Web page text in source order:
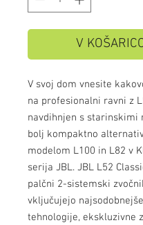
V
V svoj dom vnesite
na profesionalni ravni z
navdihnjen s starinskimi
bolj kompaktno
modelom L100 in L82 v
serija JBL. JBL L52
palčni 2-sistemski
vključujejo
tehnologije, ekskluzivne